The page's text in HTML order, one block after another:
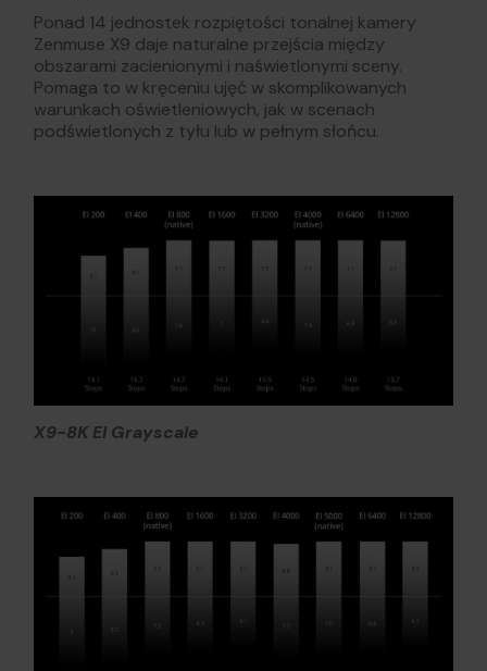
Ponad 14 jednostek rozpiętości tonalnej kamery
Zenmuse X9 daje naturalne przejścia między
obszarami zacienionymi i naświetlonymi sceny.
Pomaga to w kręceniu ujęć w skomplikowanych
warunkach oświetleniowych, jak w scenach
podświetlonych z tyłu lub w pełnym słońcu.
X9-8K EI Grayscale